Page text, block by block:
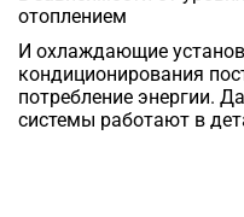
отоплением
И охлаждающие
кондиционирования
потребление энергии.
системы работают в